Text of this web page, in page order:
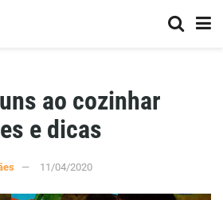
ao cozinhar
e dicas
11/04/2020